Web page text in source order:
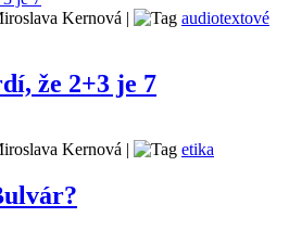
Kernová |
audiotextové
že 2+3 je 7
Kernová | etika